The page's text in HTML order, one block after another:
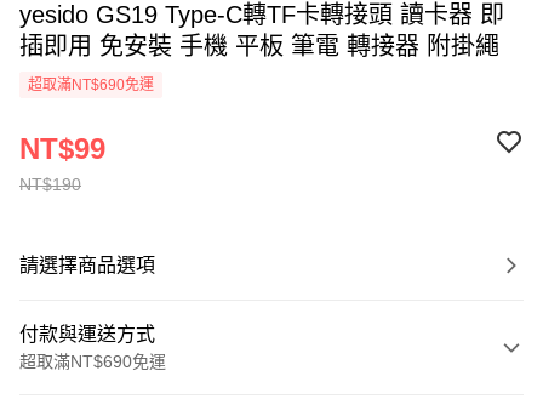
yesido GS19 Type-C轉TF卡轉接頭 讀卡器 即
插即用 免安裝 手機 平板 筆電 轉接器 附掛繩
超取滿NT$690免運
NT$190
NT$99
請選擇商品選項
付款與運送方式
超取滿NT$690免運